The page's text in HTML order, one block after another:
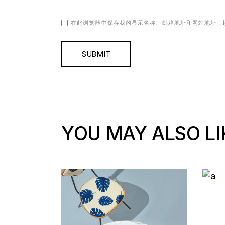
在此浏览器中保存我的显示名称、邮箱地址和网站地址，
SUBMIT
YOU MAY ALSO